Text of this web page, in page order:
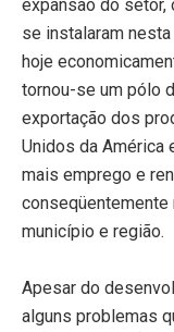
expansão do
se instalaram
hoje
tornou-se um pólo
exportação dos
Unidos da América
mais emprego e
conseqüentemente
município e região.
Apesar do
alguns problemas